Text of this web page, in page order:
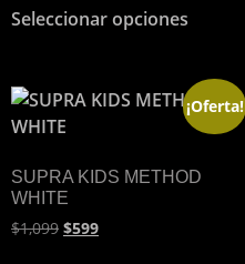
Seleccionar opciones
¡Oferta!
SUPRA KIDS METHOD
WHITE
$1,099 $599